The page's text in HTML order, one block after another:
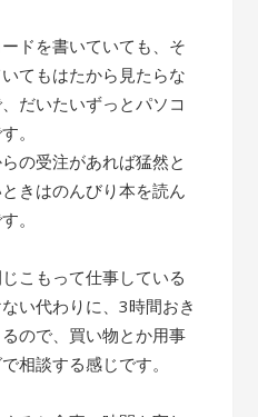
ドを書いていても、そ
てもはたから見たらな
だいたいずっとパソコ
。
の受注があれば猛然と
きはのんびり本を読ん
。
こもって仕事している
い代わりに、3時間おき
ので、買い物とか用事
相談する感じです。